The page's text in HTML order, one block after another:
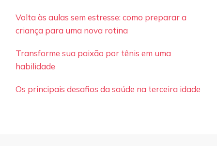
Volta às aulas sem estresse: como preparar a
criança para uma nova rotina
Transforme sua paixão por tênis em uma
habilidade
Os principais desafios da saúde na terceira idade